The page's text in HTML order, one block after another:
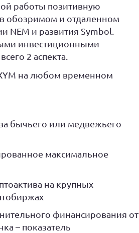
работы позитивную
обозримом и отдаленном
NEM и развития Symbol.
инвестиционными
2 аспекта.
на любом временном
бычьего или медвежьего
максимальное
на крупных
финансирования от
– показатель